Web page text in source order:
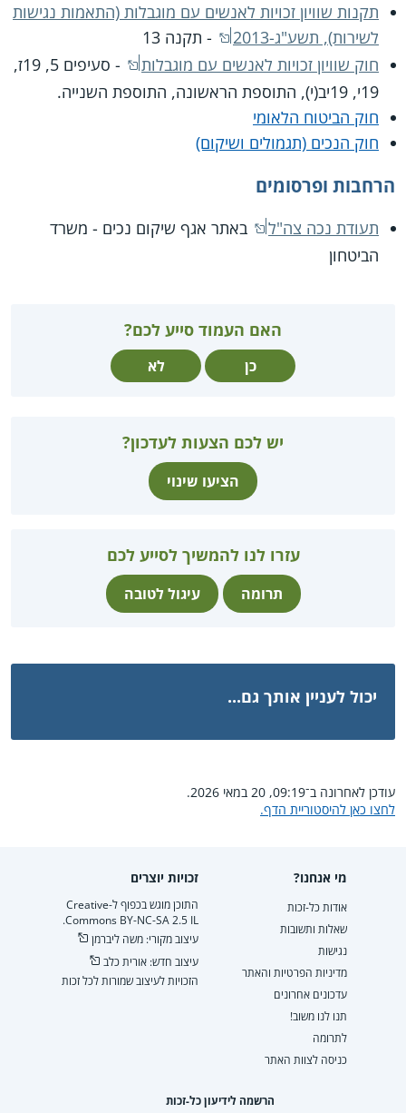
תקנות שוויון זכויות לאנשים עם מוגבלות (התאמות נגישות
לשירות), תשע"ג-2013
- תקנה 13
חוק שוויון זכויות לאנשים עם מוגבלות
- סעיפים 5, 19ז,
19י, 19יב(י), התוספת הראשונה, התוספת השנייה.
חוק הביטוח הלאומי
חוק הנכים (תגמולים ושיקום)
הרחבות ופרסומים
תעודת נכה צה"ל
באתר אגף שיקום נכים - משרד
הביטחון
האם העמוד סייע לכם?
כן לא
יש לכם הצעות לעדכון?
הציעו שינוי
עזרו לנו להמשיך לסייע לכם
תרומה עיגול לטובה
יכול לעניין אותך גם...
עודכן לאחרונה ב־09:19, 20 במאי 2026.
לחצו כאן להיסטוריית הדף.
מי אנחנו?
אודות כל-זכות
שאלות ותשובות
נגישות
מדיניות הפרטיות והאתר
עדכונים אחרונים
תנו לנו משוב!
לתרומה
כניסה לצוות האתר
זכויות יוצרים
התוכן מוגש בכפוף ל-Creative
Commons BY-NC-SA 2.5 IL.
עיצוב מקורי: משה ליברמן
עיצוב חדש: אורית כלב
הזכויות לעיצוב שמורות לכל זכות
הרשמה לידיעון כל-זכות